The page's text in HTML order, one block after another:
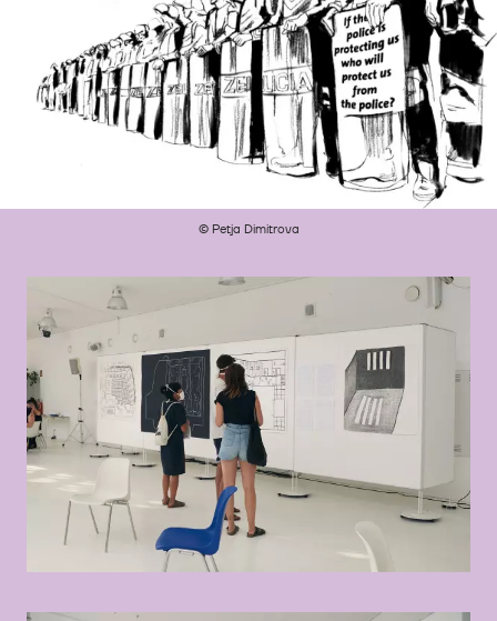
© Petja Dimitrova